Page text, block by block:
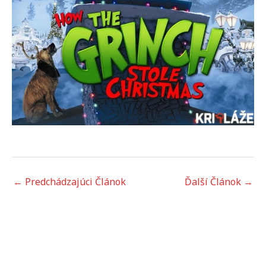
← Predchádzajúci Článok Ďalší Článok →